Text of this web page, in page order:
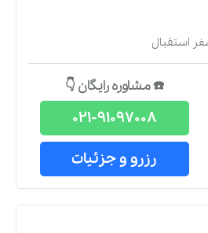
استقبال
☎️ مشاوره رایگان 👇
021-91097008
رزرو و جزئیات